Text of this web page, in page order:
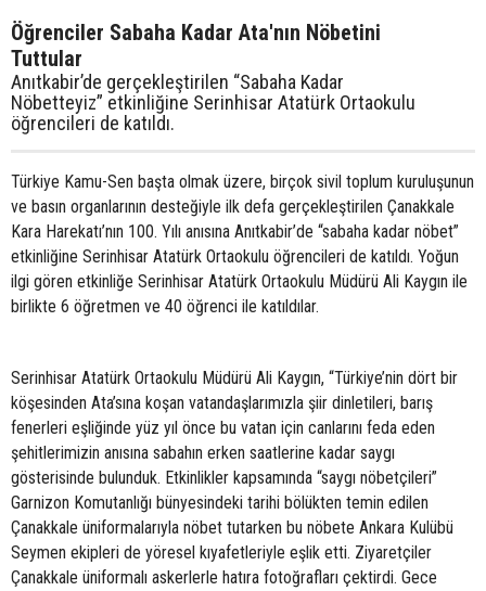
Öğrenciler Sabaha Kadar Ata'nın Nöbetini
Tuttular
Anıtkabir’de gerçekleştirilen “Sabaha Kadar
Nöbetteyiz” etkinliğine Serinhisar Atatürk Ortaokulu
öğrencileri de katıldı.
Türkiye Kamu-Sen başta olmak üzere, birçok sivil toplum kuruluşunun
ve basın organlarının desteğiyle ilk defa gerçekleştirilen Çanakkale
Kara Harekatı’nın 100. Yılı anısına Anıtkabir’de “sabaha kadar nöbet”
etkinliğine Serinhisar Atatürk Ortaokulu öğrencileri de katıldı. Yoğun
ilgi gören etkinliğe Serinhisar Atatürk Ortaokulu Müdürü Ali Kaygın ile
birlikte 6 öğretmen ve 40 öğrenci ile katıldılar.
Serinhisar Atatürk Ortaokulu Müdürü Ali Kaygın, “Türkiye’nin dört bir
köşesinden Ata’sına koşan vatandaşlarımızla şiir dinletileri, barış
fenerleri eşliğinde yüz yıl önce bu vatan için canlarını feda eden
şehitlerimizin anısına sabahın erken saatlerine kadar saygı
gösterisinde bulunduk. Etkinlikler kapsamında “saygı nöbetçileri”
Garnizon Komutanlığı bünyesindeki tarihi bölükten temin edilen
Çanakkale üniformalarıyla nöbet tutarken bu nöbete Ankara Kulübü
Seymen ekipleri de yöresel kıyafetleriyle eşlik etti. Ziyaretçiler
Çanakkale üniformalı askerlerle hatıra fotoğrafları çektirdi. Gece